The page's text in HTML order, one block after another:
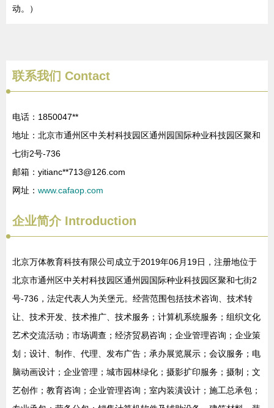
动。）
联系我们 Contact
电话：1850047**
地址：北京市通州区中关村科技园区通州园国际种业科技园区聚和
七街2号-736
邮箱：yitianc**713@126.com
网址： www.cafaop.com
企业简介Introduction
北京万体教育科技有限公司成立于2019年06月19日，注册地位于
北京市通州区中关村科技园区通州园国际种业科技园区聚和七街2
号-736，法定代表人为关堡元。经营范围包括技术咨询、技术转
让、技术开发、技术推广、技术服务；计算机系统服务；组织文化
艺术交流活动；市场调查；经济贸易咨询；企业管理咨询；企业策
划；设计、制作、代理、发布广告；承办展览展示；会议服务；电
脑动画设计；企业管理；城市园林绿化；摄影扩印服务；摄制；文
艺创作；教育咨询；企业管理咨询；室内装潢设计；施工总承包；